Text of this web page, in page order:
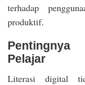
terhadap
produktif.
Pelajar
Literasi digital